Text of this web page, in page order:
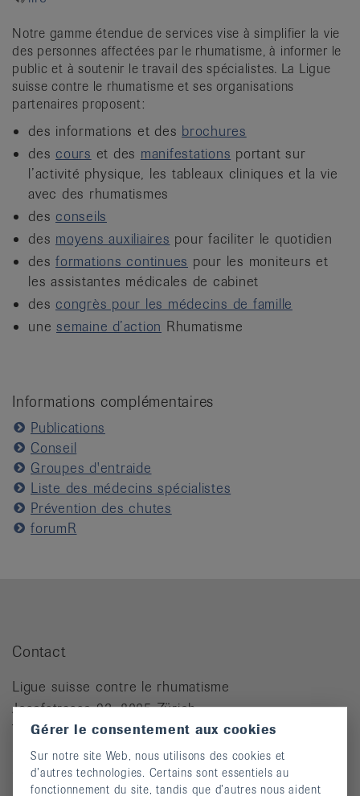
Notre gamme étendue de services vise à simplifier la vie
des personnes affectées par le rhumatisme, à informer le
public et à soutenir le travail des spécialistes. La Ligue
suisse contre le rhumatisme et ses organisations
partenaires proposent:
des informations et des brochures
des cours et des manifestations portant sur
l’activité physique, les tableaux cliniques et la vie
avec des rhumatismes
des conseils
des moyens auxiliaires pour faciliter le quotidien
des formations continues pour les moniteurs et
les assistantes médicales de cabinet
des congrès pour les médecins de famille
une semaine d’action Rhumatisme
Informations complémentaires
Publications
Conseil
Groupes d'entraide
Liste des médecins spécialistes
Prévention des chutes
forumR
Contact
Ligue suisse contre le rhumatisme
Josefstrasse 92, 8005 Zürich
Téléphone: 044 487 40 00
Coordonnées bancaires
Commande Téléphone: 044 487 40 10
Gérer le consentement aux cookies
Sur notre site Web, nous utilisons des cookies et
d’autres technologies. Certains sont essentiels au
fonctionnement du site, tandis que d’autres nous aident